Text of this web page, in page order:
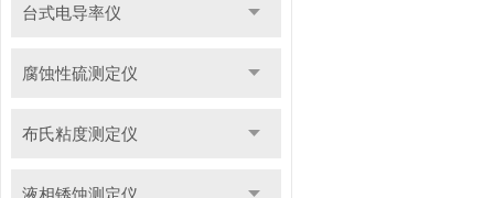
台式电导率仪
腐蚀性硫测定仪
布氏粘度测定仪
液相锈蚀测定仪